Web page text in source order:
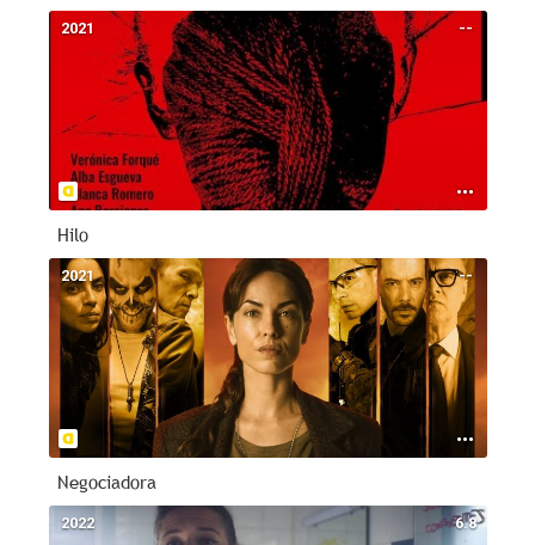
--
2021
Hilo
--
2021
Negociadora
6.8
2022